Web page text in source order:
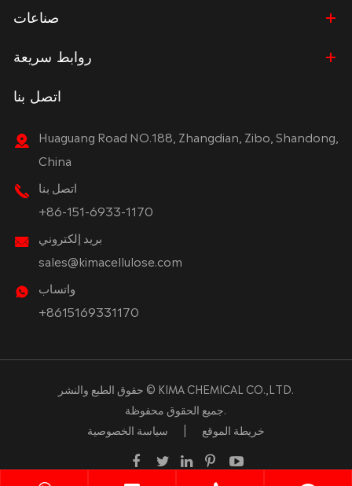
صناعات
روابط سريعة
اتصل بنا
Huaguang Road NO.188, Zhangdian, Zibo, Shandong,
China
اتصل بنا
+86-151-6933-1170
بريد إلكتروني
sales@kimacellulose.com
واتساب
+8615169331170
حقوق الطبع والنشر © KIMA CHEMICAL CO.,LTD.
جميع الحقوق محفوظة.
خريطة الموقع
| سياسة الخصوصية